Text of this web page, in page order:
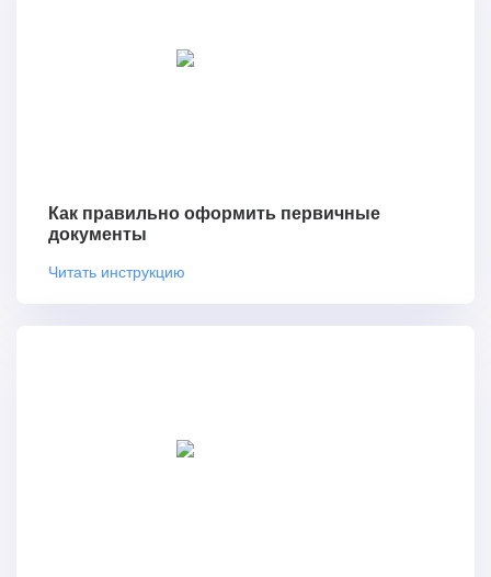
Как правильно оформить первичные
документы
Читать инструкцию